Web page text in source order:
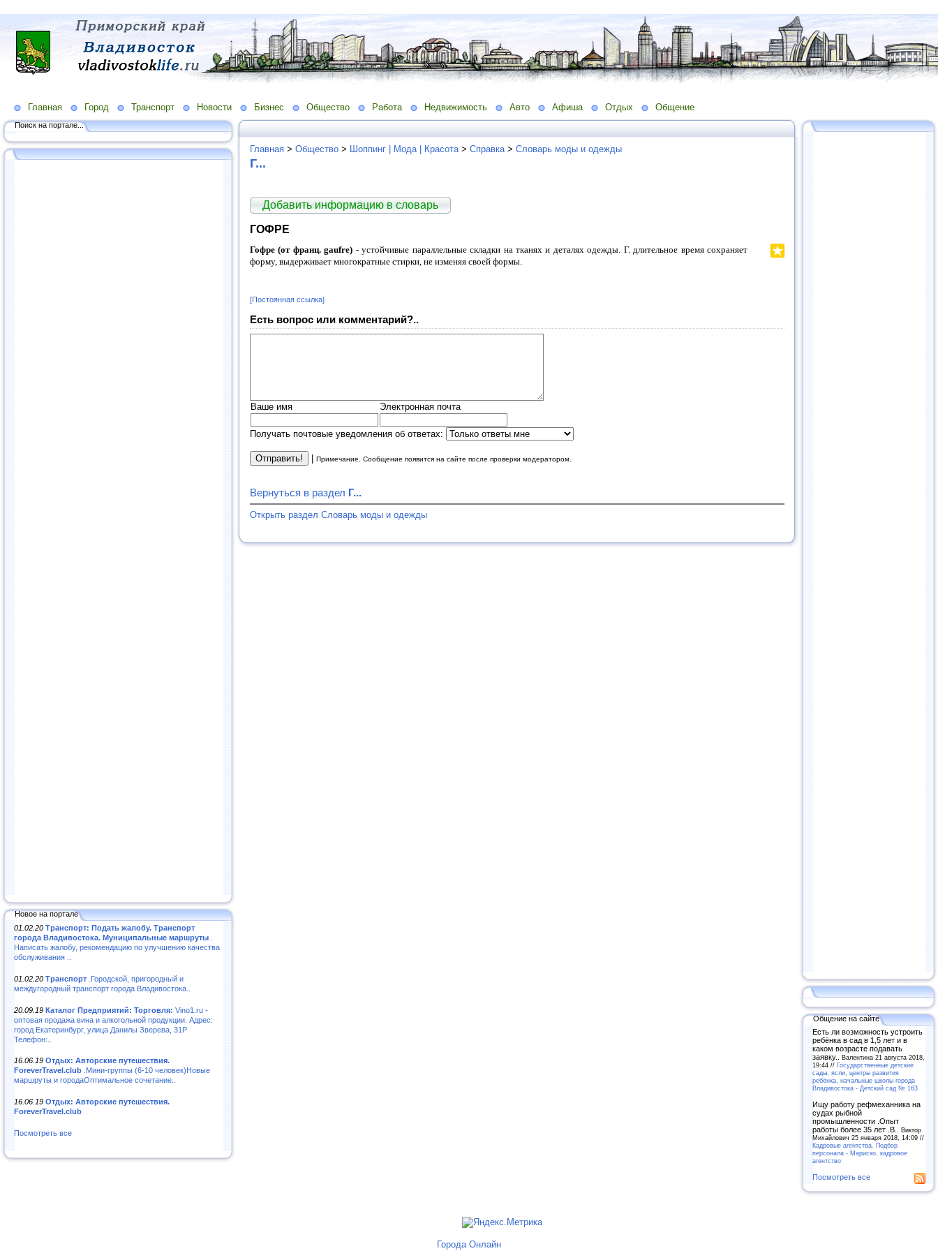
Главная Город Транспорт Новости Бизнес Общество Работа Недвижимость Авто Афиша Отдых Общение
Поиск на портале...
Новое на портале
01.02.20 Транспорт: Подать жалобу. Транспорт
города Владивостока. Муниципальные маршруты
Написать жалобу, рекомендацию по улучшению качества
обслуживания ..
01.02.20 Транспорт .Городской, пригородный и
междугородный транспорт города Владивостока..
20.09.19 Каталог Предприятий: Торговля: Vino1.ru -
оптовая продажа вина и алкогольной продукции. Адрес:
город Екатеринбург, улица Данилы Зверева, 31Р
Телефон:..
16.06.19 Отдых: Авторские путешествия.
ForeverTravel.club .Мини-группы (6-10 человек)Новые
маршруты и городаОптимальное сочетание..
16.06.19 Отдых: Авторские путешествия.
ForeverTravel.club
Посмотреть все
Главная > Общество > Шоппинг | Мода | Красота > Справка > Словарь моды и одежды
Г...
Добавить информацию в словарь
ГОФРЕ
Гофре (от франц. gaufre) - устойчивые параллельные складки на тканях и деталях одежды. Г. длительное время сохраняет
форму, выдерживает многократные стирки, не изменяя своей формы.
[Постоянная ссылка]
Есть вопрос или комментарий?..
Ваше имя Электронная почта
Получать почтовые уведомления об ответах:
Примечание. Сообщение появится на сайте после проверки модератором.
Вернуться в раздел Г...
Открыть раздел Словарь моды и одежды
Общение на сайте
Есть ли возможность устроить
ребёнка в сад в 1,5 лет и в
каком возрасте подавать
заявку.. Валентина 21 августа 2018,
19:44 // Государственные детские
сады, ясли, центры развития
ребёнка, начальные школы города
Владивостока - Детский сад № 163
Ищу работу рефмеханника на
судах рыбной
промышленности .Опыт
работы более 35 лет .В.. Виктор
Михайлович 25 января 2018, 14:09 //
Кадровые агентства. Подбор
персонала - Мариско, кадровое
агентство
Посмотреть все
Города Онлайн